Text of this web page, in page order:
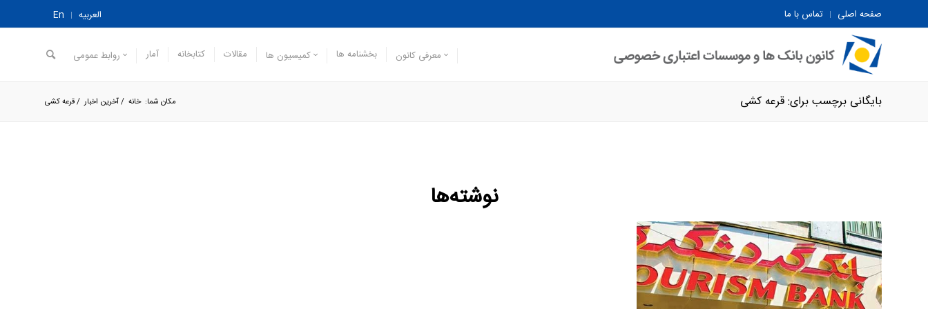
صفحه اصلی تماس با ما العربیه En
معرفی کانون بخشنامه ها کمیسیون ها مقالات کتابخانه آمار روابط عمومی
بایگانی برچسب برای: قرعه کشی مکان شما: خانه /آخرین اخبار /قرعه کشی
نوشته‌ها